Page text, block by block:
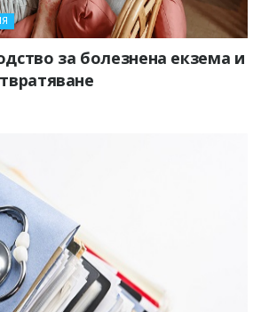
за болезнена екзема и